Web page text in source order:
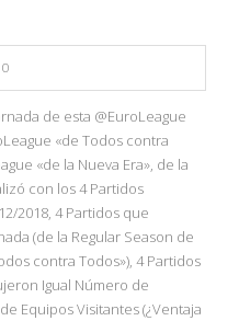
0
de esta @EuroLeague
«de Todos contra
«de la Nueva Era», de la
con los 4 Partidos
2018, 4 Partidos que
(de la Regular Season de
contra Todos»), 4 Partidos
Igual Número de
Equipos Visitantes (¿Ventaja